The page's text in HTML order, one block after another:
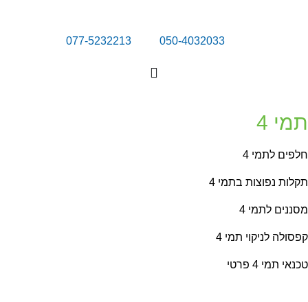
050-4032033
077-5232213
4
לתמי 4
נפוצות בתמי 4
לתמי 4
לניקוי תמי 4
תמי 4 פרטי